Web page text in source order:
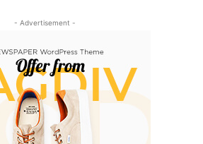
- Advertisement -